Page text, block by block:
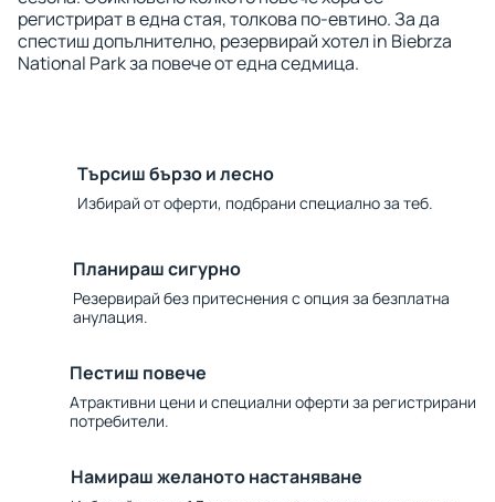
регистрират в една стая, толкова по-евтино. За да
спестиш допълнително, резервирай хотел in Biebrza
National Park за повече от една седмица.
Търсиш бързо и лесно
Избирай от оферти, подбрани специално за теб.
Планираш сигурно
Резервирай без притеснения с опция за безплатна
анулация.
Пестиш повече
Атрактивни цени и специални оферти за регистрирани
потребители.
Намираш желаното настаняване